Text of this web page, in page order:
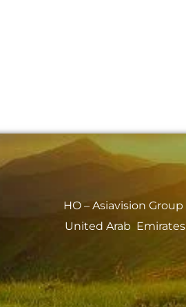
HO – Asiavision Group
United Arab Emirates